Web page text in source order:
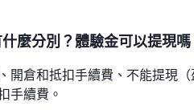
麼分別？體驗金可以提現嗎
開倉和抵扣手續費、不能提現（
手續費。